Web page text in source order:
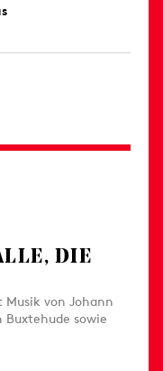
DIE
von Johann
Buxtehude sowie